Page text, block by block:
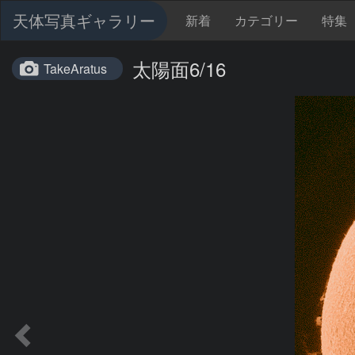
天体写真ギャラリー 新着 カテゴリー 特集
TakeAratus 太陽面6/16